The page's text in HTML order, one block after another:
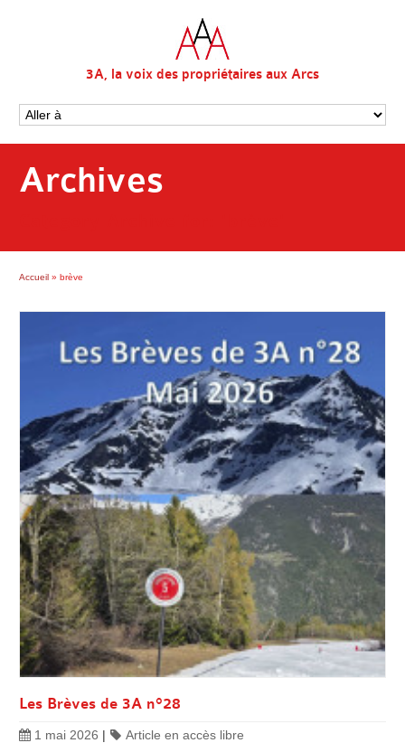
3A, la voix des propriétaires aux Arcs
Archives
Accueil » brève
Les Brèves de 3A n°28
1 mai 2026 | Article en accès libre